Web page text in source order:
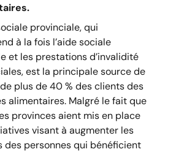
provinciale, qui
à la fois l’aide sociale
et les prestations d’invalidité
est la principale source de
plus de 40 % des clients des
alimentaires. Malgré le fait que
provinces aient mis en place
visant à augmenter les
des personnes qui bénéficient